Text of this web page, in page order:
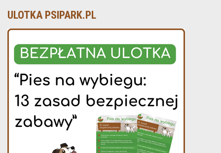
ULOTKA PSIPARK.PL